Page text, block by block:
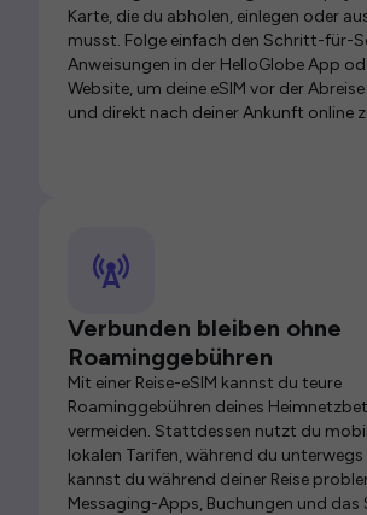
Karte, die du abholen, einlegen oder
musst. Folge einfach den Schritt-für-
Anweisungen in der HelloGlobe App
Website, um deine eSIM vor der
und direkt nach deiner Ankunft online
Verbunden bleiben ohne
Roaminggebühren
Mit einer Reise-eSIM kannst du teure
Roaminggebühren deines
vermeiden. Stattdessen nutzt du
lokalen Tarifen, während du
kannst du während deiner Reise
Messaging-Apps, Buchungen und das